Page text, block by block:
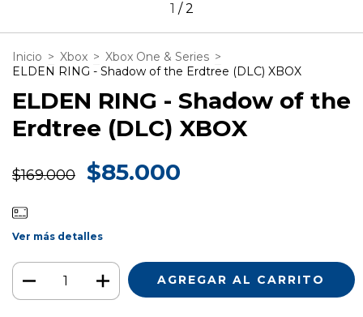
1 /2
Inicio > Xbox > Xbox One & Series >
ELDEN RING - Shadow of the Erdtree (DLC) XBOX
ELDEN RING - Shadow of the
Erdtree (DLC) XBOX
$169.000 $85.000
Ver más detalles